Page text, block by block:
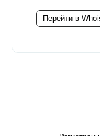
Перейти в